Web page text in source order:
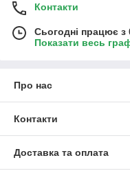
Контакти
Сьогодні працює з
Показати весь
Про нас
Контакти
Доставка та оплата